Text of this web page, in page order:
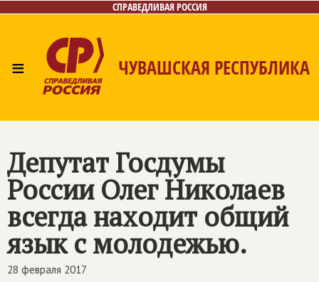
СПРАВЕДЛИВАЯ РОССИЯ
≡ ЧУВАШСКАЯ РЕСПУБЛИКА
Депутат Госдумы
России Олег Николаев
всегда находит общий
язык с молодежью.
28 февраля 2017